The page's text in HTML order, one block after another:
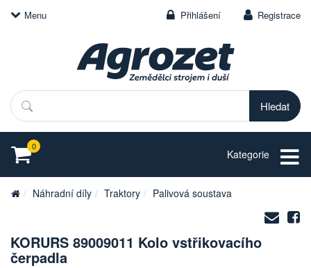
Menu Přihlášení Registrace
Hledat
0
Kategorie
Náhradní díly Traktory Palivová soustava
na
KORURS 89009011 Kolo vstřikovacího
čerpadla